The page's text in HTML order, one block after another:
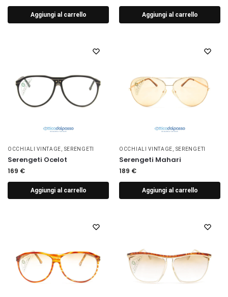
Aggiungi al carrello Aggiungi al carrello
OCCHIALI VINTAGE SERENGETI
Serengeti Ocelot
169 €
Aggiungi al carrello
OCCHIALI VINTAGE SERENGETI
Serengeti Mahari
189 €
Aggiungi al carrello